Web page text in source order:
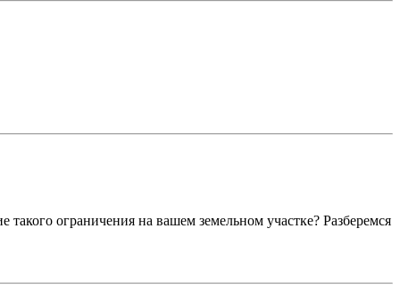
ограничения на вашем земельном участке? Разберемся